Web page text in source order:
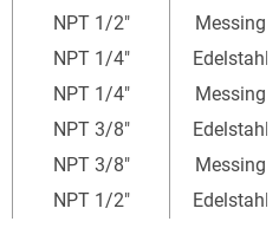
NPT 1/2"
Messing
NPT 1/4"
Edelstahl
NPT 1/4"
Messing
NPT 3/8"
Edelstahl
NPT 3/8"
Messing
NPT 1/2" Edelstahl